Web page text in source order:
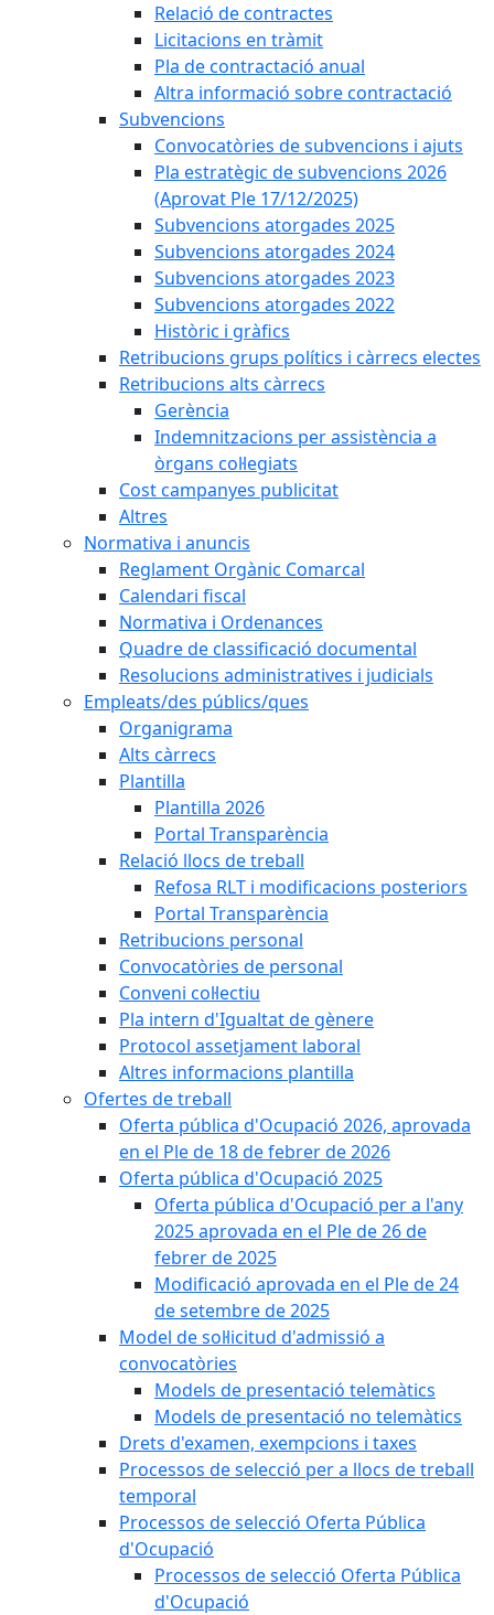
Relació de contractes
Licitacions en tràmit
Pla de contractació anual
Altra informació sobre contractació
Subvencions
Convocatòries de subvencions i ajuts
Pla estratègic de subvencions 2026
(Aprovat Ple 17/12/2025)
Subvencions atorgades 2025
Subvencions atorgades 2024
Subvencions atorgades 2023
Subvencions atorgades 2022
Històric i gràfics
Retribucions grups polítics i càrrecs electes
Retribucions alts càrrecs
Gerència
Indemnitzacions per assistència a
òrgans col·legiats
Cost campanyes publicitat
Altres
Normativa i anuncis
Reglament Orgànic Comarcal
Calendari fiscal
Normativa i Ordenances
Quadre de classificació documental
Resolucions administratives i judicials
Empleats/des públics/ques
Organigrama
Alts càrrecs
Plantilla
Plantilla 2026
Portal Transparència
Relació llocs de treball
Refosa RLT i modificacions posteriors
Portal Transparència
Retribucions personal
Convocatòries de personal
Conveni col·lectiu
Pla intern d'Igualtat de gènere
Protocol assetjament laboral
Altres informacions plantilla
Ofertes de treball
Oferta pública d'Ocupació 2026, aprovada
en el Ple de 18 de febrer de 2026
Oferta pública d'Ocupació 2025
Oferta pública d'Ocupació per a l'any
2025 aprovada en el Ple de 26 de
febrer de 2025
Modificació aprovada en el Ple de 24
de setembre de 2025
Model de sol·licitud d'admissió a
convocatòries
Models de presentació telemàtics
Models de presentació no telemàtics
Drets d'examen, exempcions i taxes
Processos de selecció per a llocs de treball
temporal
Processos de selecció Oferta Pública
d'Ocupació
Processos de selecció Oferta Pública
d'Ocupació